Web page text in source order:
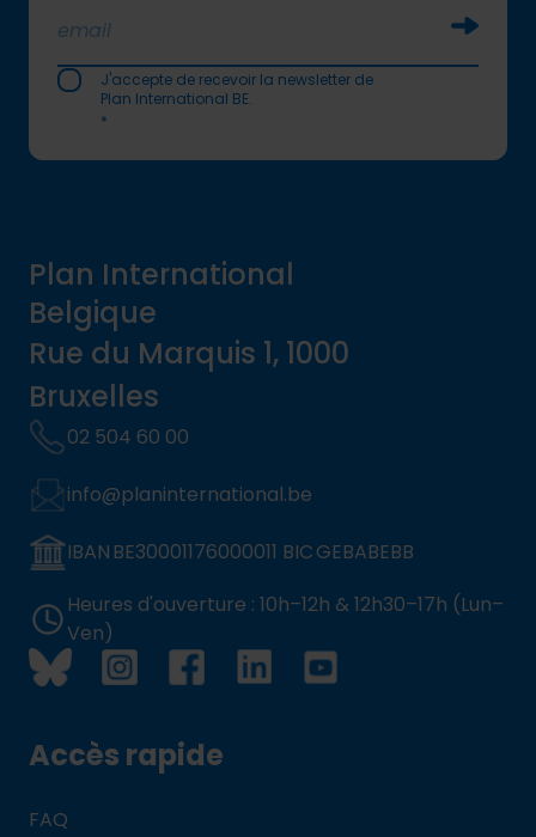
J'accepte de recevoir la newsletter de
Plan International BE.
*
Plan International
Belgique
Rue du Marquis 1, 1000
Bruxelles
02 504 60 00
info@planinternational.be
IBAN BE30001176000011 BIC GEBABEBB
Heures d'ouverture : 10h–12h & 12h30–17h (Lun–
Ven)
Accès rapide
FAQ